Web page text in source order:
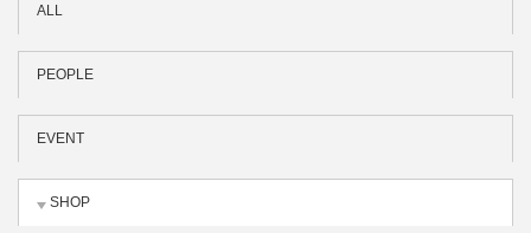
ALL
PEOPLE
EVENT
SHOP